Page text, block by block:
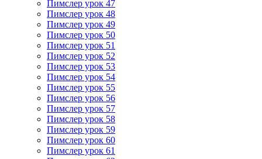
Пимслер урок 47
Пимслер урок 48
Пимслер урок 49
Пимслер урок 50
Пимслер урок 51
Пимслер урок 52
Пимслер урок 53
Пимслер урок 54
Пимслер урок 55
Пимслер урок 56
Пимслер урок 57
Пимслер урок 58
Пимслер урок 59
Пимслер урок 60
Пимслер урок 61